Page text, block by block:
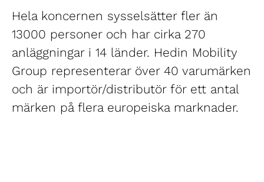
Hela koncernen sysselsätter fler än
13000 personer och har cirka 270
anläggningar i 14 länder. Hedin Mobility
Group representerar över 40 varumärken
och är importör/distributör för ett antal
märken på flera europeiska marknader.